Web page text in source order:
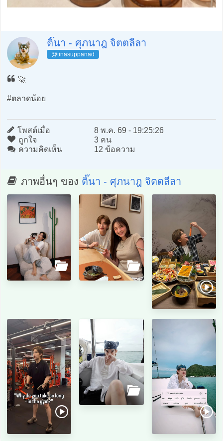
ติ๊นา - ศุภนาฎ จิตตลีลา
@tinasuppanad
🚀
#ตลาดน้อย
โพสต์เมื่อ
8 พ.ค. 69 - 19:25:26
ถูกใจ
3 คน
ความคิดเห็น
12 ข้อความ
ภาพอื่นๆ ของ ติ๊นา - ศุภนาฎ จิตตลีลา